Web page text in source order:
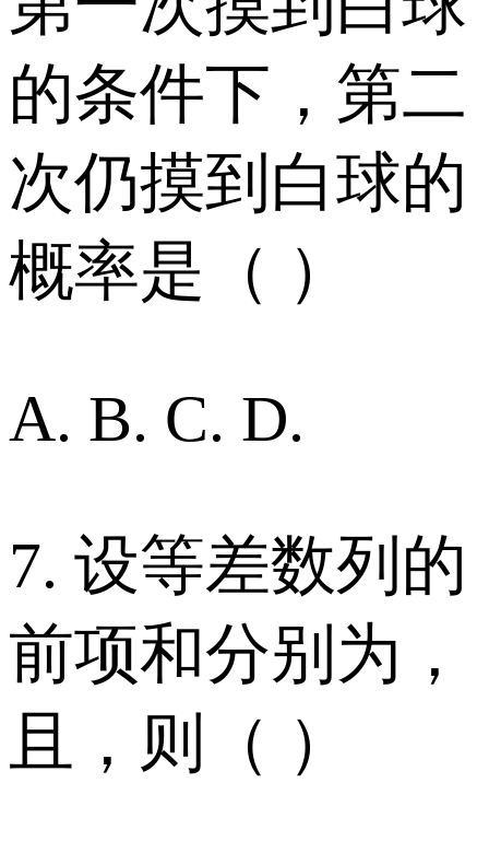
的条件下，第二
次仍摸到白球的
概率是（ ）
A. B. C. D.
7. 设等差数列的
前项和分别为，
且，则（ ）